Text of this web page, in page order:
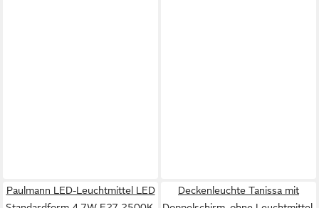
Paulmann LED-Leuchtmittel LED
Deckenleuchte Tanissa mit